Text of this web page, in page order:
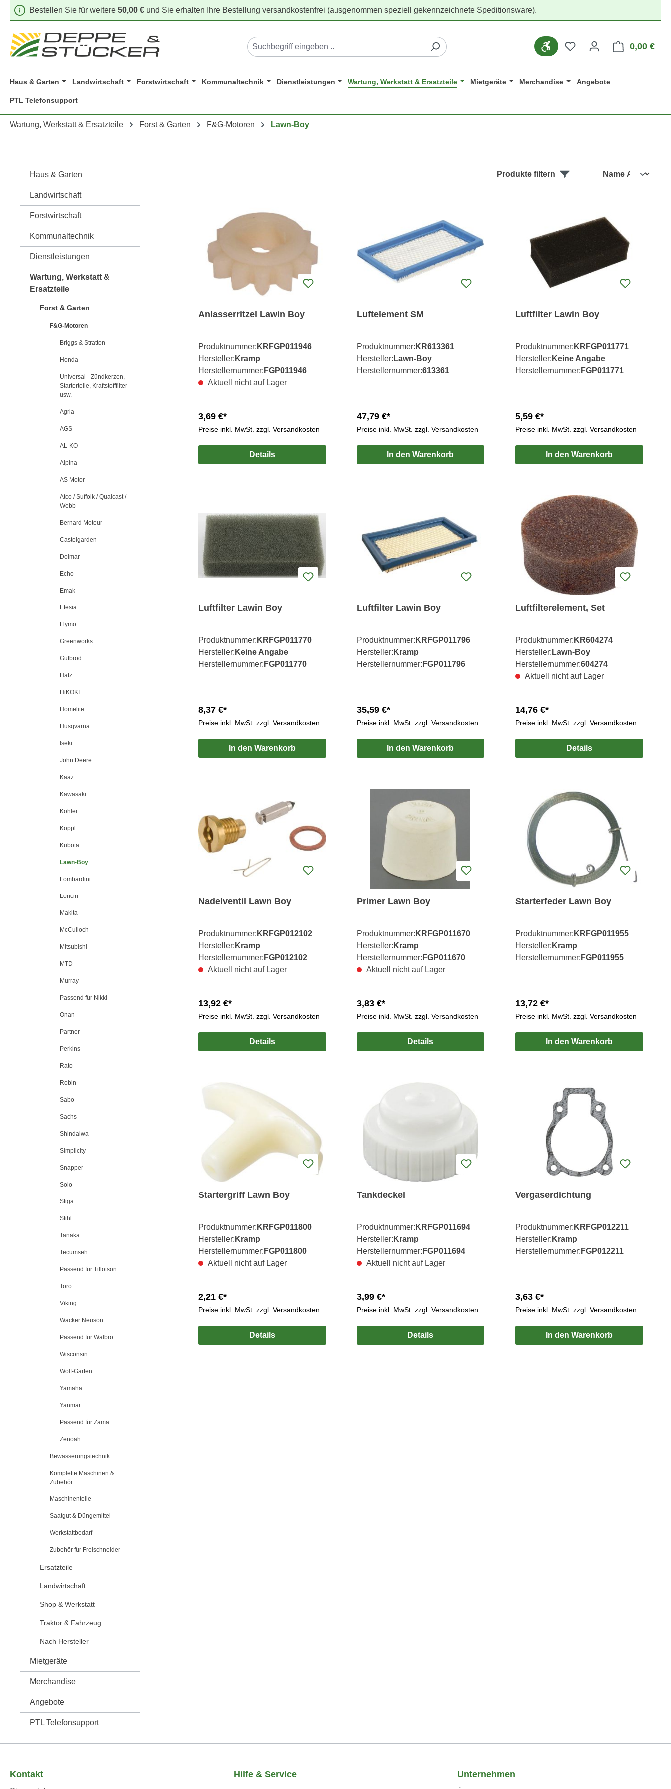
Hauptinhalt springen
Zur Suche springen
Zur Hauptnavigation springen
Bestellen Sie für weitere 50,00 € und Sie erhalten Ihre Bestellung versandkostenfrei (ausgenommen speziell gekennzeichnete Speditionsware).
Werkzeugleiste anzeigen
Du hast 0 Produkte auf
0,00 €
Haus & Garten Landwirtschaft Forstwirtschaft Kommunaltechnik Dienstleistungen Wartung, Werkstatt & Ersatzteile Mietgeräte Merchandise Angebote
PTL Telefonsupport
Wartung, Werkstatt & Ersatzteile Forst & Garten F&G-Motoren Lawn-Boy
Haus & Garten
Landwirtschaft
Forstwirtschaft
Kommunaltechnik
Dienstleistungen
Wartung, Werkstatt &
Ersatzteile
Forst & Garten
F&G-Motoren
Briggs & Stratton
Honda
Universal - Zündkerzen,
Starterteile, Kraftstofffilter
usw.
Agria
AGS
AL-KO
Alpina
AS Motor
Atco / Suffolk / Qualcast /
Webb
Bernard Moteur
Castelgarden
Dolmar
Echo
Emak
Etesia
Flymo
Greenworks
Gutbrod
Hatz
HiKOKI
Homelite
Husqvarna
Iseki
John Deere
Kaaz
Kawasaki
Kohler
Köppl
Kubota
Lawn-Boy
Lombardini
Loncin
Makita
McCulloch
Mitsubishi
MTD
Murray
Passend für Nikki
Onan
Partner
Perkins
Rato
Robin
Sabo
Sachs
Shindaiwa
Simplicity
Snapper
Solo
Stiga
Stihl
Tanaka
Tecumseh
Passend für Tillotson
Toro
Viking
Wacker Neuson
Passend für Walbro
Wisconsin
Wolf-Garten
Yamaha
Yanmar
Passend für Zama
Zenoah
Bewässerungstechnik
Komplette Maschinen &
Zubehör
Maschinenteile
Saatgut & Düngemittel
Werkstattbedarf
Zubehör für Freischneider
Ersatzteile
Landwirtschaft
Shop & Werkstatt
Traktor & Fahrzeug
Nach Hersteller
Mietgeräte
Merchandise
Angebote
PTL Telefonsupport
Produkte filtern
Anlasserritzel Lawin Boy
Produktnummer: KRFGP011946
Hersteller: Kramp
Herstellernummer: FGP011946
Aktuell nicht auf Lager
3,69 €*
Preise inkl. MwSt. zzgl. Versandkosten
Details
Luftelement SM
Produktnummer: KR613361
Hersteller: Lawn-Boy
Herstellernummer:613361
47,79 €*
Preise inkl. MwSt. zzgl. Versandkosten
In den Warenkorb
Luftfilter Lawin Boy
Produktnummer: KRFGP011771
Hersteller: Keine Angabe
Herstellernummer: FGP011771
5,59 €*
Preise inkl. MwSt. zzgl. Versandkosten
In den Warenkorb
Luftfilter Lawin Boy
Produktnummer: KRFGP011770
Hersteller: Keine Angabe
Herstellernummer: FGP011770
8,37 €*
Preise inkl. MwSt. zzgl. Versandkosten
In den Warenkorb
Luftfilter Lawin Boy
Produktnummer: KRFGP011796
Hersteller: Kramp
Herstellernummer: FGP011796
35,59 €*
Preise inkl. MwSt. zzgl. Versandkosten
In den Warenkorb
Luftfilterelement, Set
Produktnummer: KR604274
Hersteller: Lawn-Boy
Herstellernummer:604274
Aktuell nicht auf Lager
14,76 €*
Preise inkl. MwSt. zzgl. Versandkosten
Details
Nadelventil Lawn Boy
Produktnummer: KRFGP012102
Hersteller: Kramp
Herstellernummer: FGP012102
Aktuell nicht auf Lager
13,92 €*
Preise inkl. MwSt. zzgl. Versandkosten
Details
Primer Lawn Boy
Produktnummer: KRFGP011670
Hersteller: Kramp
Herstellernummer: FGP011670
Aktuell nicht auf Lager
3,83 €*
Preise inkl. MwSt. zzgl. Versandkosten
Details
Starterfeder Lawn Boy
Produktnummer: KRFGP011955
Hersteller: Kramp
Herstellernummer: FGP011955
13,72 €*
Preise inkl. MwSt. zzgl. Versandkosten
In den Warenkorb
Startergriff Lawn Boy
Produktnummer: KRFGP011800
Hersteller: Kramp
Herstellernummer: FGP011800
Aktuell nicht auf Lager
2,21 €*
Preise inkl. MwSt. zzgl. Versandkosten
Details
Tankdeckel
Produktnummer: KRFGP011694
Hersteller: Kramp
Herstellernummer: FGP011694
Aktuell nicht auf Lager
3,99 €*
Preise inkl. MwSt. zzgl. Versandkosten
Details
Vergaserdichtung
Produktnummer: KRFGP012211
Hersteller: Kramp
Herstellernummer: FGP012211
3,63 €*
Preise inkl. MwSt. zzgl. Versandkosten
In den Warenkorb
Kontakt Hilfe & Service Unternehmen